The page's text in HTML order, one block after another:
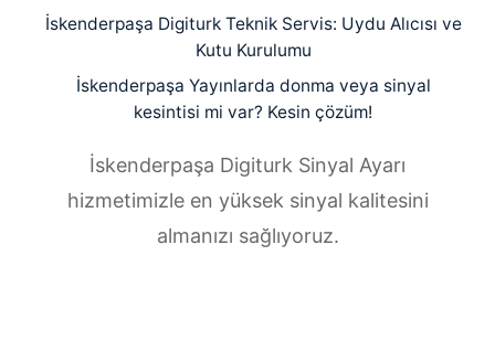
İskenderpaşa Digiturk Teknik Servis: Uydu Alıcısı ve
Kutu Kurulumu
İskenderpaşa Yayınlarda donma veya sinyal
kesintisi mi var? Kesin çözüm!
İskenderpaşa Digiturk Sinyal Ayarı
hizmetimizle en yüksek sinyal kalitesini
almanızı sağlıyoruz.